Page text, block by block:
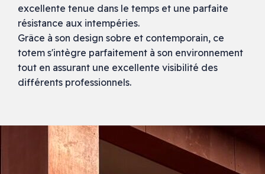
excellente tenue dans le temps et une parfaite
résistance aux intempéries.
Grâce à son design sobre et contemporain, ce
totem s'intègre parfaitement à son environnement
tout en assurant une excellente visibilité des
différents professionnels.